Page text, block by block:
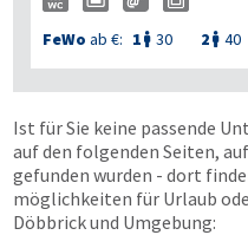
FeWo ab €: 1  30 2  40
Ist für Sie keine passende
auf den folgenden Seiten,
gefunden wurden - dort
möglichkeiten für Urlaub
Döbbrick und Umgebung: